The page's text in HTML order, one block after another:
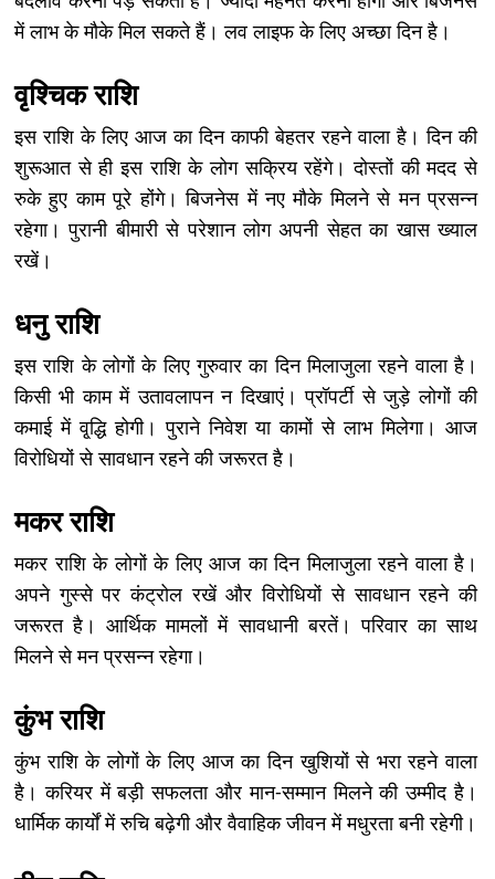
में लाभ के मौके मिल सकते हैं। लव लाइफ के लिए अच्छा दिन है।
वृश्चिक राशि
इस राशि के लिए आज का दिन काफी बेहतर रहने वाला है। दिन की
शुरूआत से ही इस राशि के लोग सक्रिय रहेंगे। दोस्तों की मदद से
रुके हुए काम पूरे होंगे। बिजनेस में नए मौके मिलने से मन प्रसन्न
रहेगा। पुरानी बीमारी से परेशान लोग अपनी सेहत का खास ख्याल
रखें।
धनु राशि
इस राशि के लोगों के लिए गुरुवार का दिन मिलाजुला रहने वाला है।
किसी भी काम में उतावलापन न दिखाएं। प्रॉपर्टी से जुड़े लोगों की
कमाई में वृ्द्धि होगी। पुराने निवेश या कामों से लाभ मिलेगा। आज
विरोधियों से सावधान रहने की जरूरत है।
मकर राशि
मकर राशि के लोगों के लिए आज का दिन मिलाजुला रहने वाला है।
अपने गुस्से पर कंट्रोल रखें और विरोधियों से सावधान रहने की
जरूरत है। आर्थिक मामलों में सावधानी बरतें। परिवार का साथ
मिलने से मन प्रसन्न रहेगा।
कुंभ राशि
कुंभ राशि के लोगों के लिए आज का दिन खुशियों से भरा रहने वाला
है। करियर में बड़ी सफलता और मान-सम्मान मिलने की उम्मीद है।
धार्मिक कार्यों में रुचि बढ़ेगी और वैवाहिक जीवन में मधुरता बनी रहेगी।